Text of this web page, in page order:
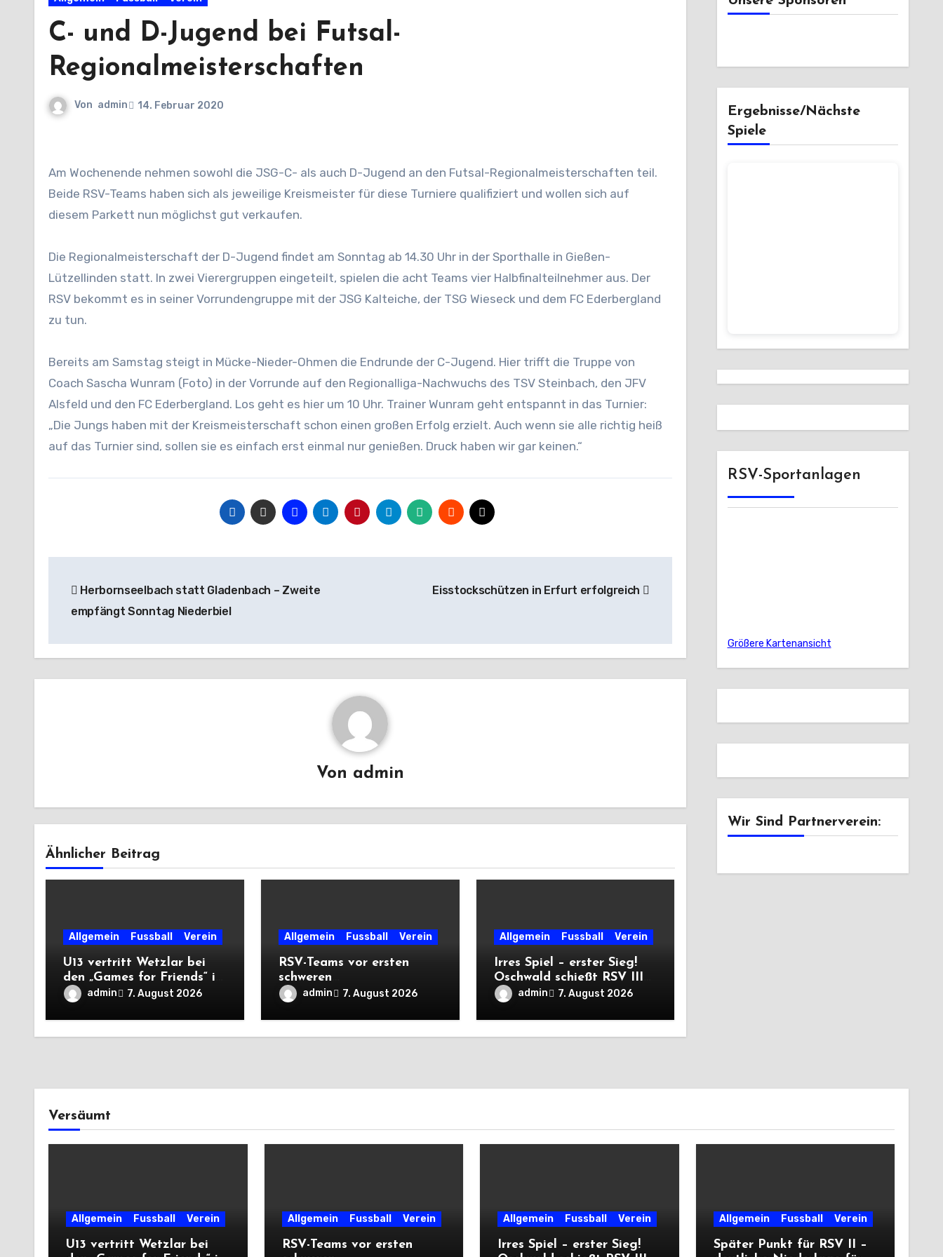
C- und D-Jugend bei Futsal-
Regionalmeisterschaften
Von admin 14. Februar 2020
Am Wochenende nehmen sowohl die JSG-C- als auch D-Jugend an den Futsal-Regionalmeisterschaften teil.
Beide RSV-Teams haben sich als jeweilige Kreismeister für diese Turniere qualifiziert und wollen sich auf
diesem Parkett nun möglichst gut verkaufen.
Die Regionalmeisterschaft der D-Jugend findet am Sonntag ab 14.30 Uhr in der Sporthalle in Gießen-
Lützellinden statt. In zwei Vierergruppen eingeteilt, spielen die acht Teams vier Halbfinalteilnehmer aus. Der
RSV bekommt es in seiner Vorrundengruppe mit der JSG Kalteiche, der TSG Wieseck und dem FC Ederbergland
zu tun.
Bereits am Samstag steigt in Mücke-Nieder-Ohmen die Endrunde der C-Jugend. Hier trifft die Truppe von
Coach Sascha Wunram (Foto) in der Vorrunde auf den Regionalliga-Nachwuchs des TSV Steinbach, den JFV
Alsfeld und den FC Ederbergland. Los geht es hier um 10 Uhr. Trainer Wunram geht entspannt in das Turnier:
„Die Jungs haben mit der Kreismeisterschaft schon einen großen Erfolg erzielt. Auch wenn sie alle richtig heiß
auf das Turnier sind, sollen sie es einfach erst einmal nur genießen. Druck haben wir gar keinen.“
Herbornseelbach statt Gladenbach – Zweite
empfängt Sonntag Niederbiel
Eisstockschützen in Erfurt erfolgreich
Von admin
Ähnlicher Beitrag
Allgemein Fussball Verein
U13 vertritt Wetzlar bei
den „Games for Friends“ in
Tschechien
admin 7. August 2026
Allgemein Fussball Verein
RSV-Teams vor ersten
schweren
Auswärtsprüfungen der
Saison
admin 7. August 2026
Allgemein Fussball Verein
Irres Spiel – erster Sieg!
Oschwald schießt RSV III
mit Viererpack zu
Premiere
admin 7. August 2026
Ergebnisse/Nächste
Spiele
RSV-Sportanlagen
Größere Kartenansicht
Wir Sind Partnerverein:
Versäumt
Allgemein Fussball Verein
U13 vertritt Wetzlar bei
Allgemein Fussball Verein
RSV-Teams vor ersten
Allgemein Fussball Verein
Irres Spiel – erster Sieg!
Allgemein Fussball Verein
Später Punkt für RSV II –